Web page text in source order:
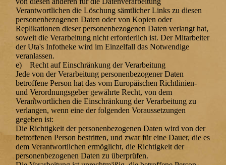
Verantwortlichen die Löschung sämtlicher Links zu diesen
personenbezogenen Daten oder von Kopien oder
Replikationen dieser personenbezogenen Daten verlangt hat,
soweit die Verarbeitung nicht erforderlich ist. Der Mitarbeiter
der Uta's Infotheke wird im Einzelfall das Notwendige
veranlassen.
e) Recht auf Einschränkung der Verarbeitung
Jede von der Verarbeitung personenbezogener Daten
betroffene Person hat das vom Europäischen Richtlinien-
und Verordnungsgeber gewährte Recht, von dem
Verantwortlichen die Einschränkung der Verarbeitung zu
verlangen, wenn eine der folgenden Voraussetzungen
gegeben ist:
Die Richtigkeit der personenbezogenen Daten wird von der
betroffenen Person bestritten, und zwar für eine Dauer, die es
dem Verantwortlichen ermöglicht, die Richtigkeit der
personenbezogenen Daten zu überprüfen.